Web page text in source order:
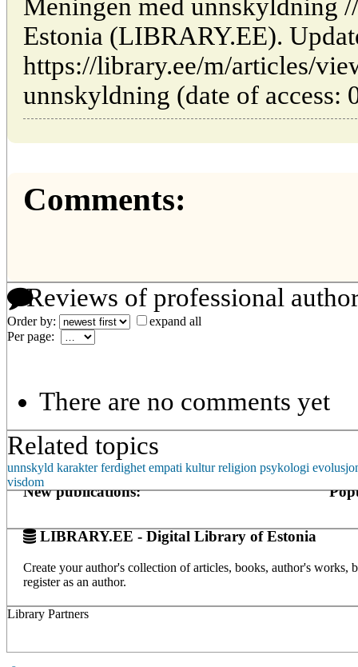
Meningen med unnskyldning
Estonia (LIBRARY.EE).
https://library.ee/m/articles/
unnskyldning (date of access:
Comments:
Reviews of professional
Order by:
expand all
Per page:
There are no comments yet
Related topics
unnskyld karakter ferdighet empati kultur religion psykologi
visdom
New publications:
LIBRARY.EE - Digital Library of Estonia
Create your author's collection of articles, books, author's
register as an author.
Library Partners